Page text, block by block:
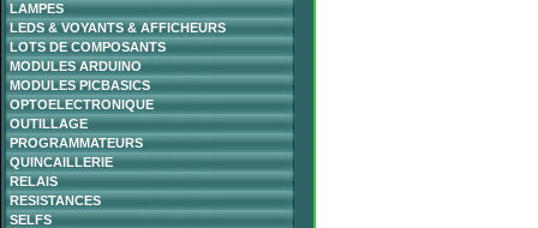
LAMPES
LEDS & VOYANTS & AFFICHEURS
LOTS DE COMPOSANTS
MODULES ARDUINO
MODULES PICBASICS
OPTOELECTRONIQUE
OUTILLAGE
PROGRAMMATEURS
QUINCAILLERIE
RELAIS
RESISTANCES
SELFS